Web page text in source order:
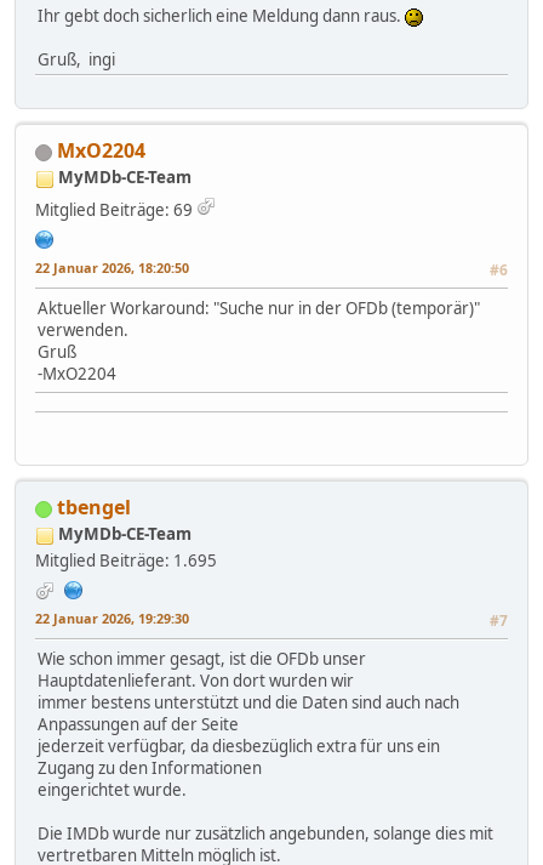
Ihr gebt doch sicherlich eine Meldung dann raus.
Gruß, ingi
MxO2204
MyMDb-CE-Team
Mitglied Beiträge: 69
22 Januar 2026, 18:20:50 #6
Aktueller Workaround: "Suche nur in der OFDb (temporär)"
verwenden.
Gruß
-MxO2204
tbengel
MyMDb-CE-Team
Mitglied Beiträge: 1.695
22 Januar 2026, 19:29:30 #7
Wie schon immer gesagt, ist die OFDb unser
Hauptdatenlieferant. Von dort wurden wir
immer bestens unterstützt und die Daten sind auch nach
Anpassungen auf der Seite
jederzeit verfügbar, da diesbezüglich extra für uns ein
Zugang zu den Informationen
eingerichtet wurde.
Die IMDb wurde nur zusätzlich angebunden, solange dies mit
vertretbaren Mitteln möglich ist.